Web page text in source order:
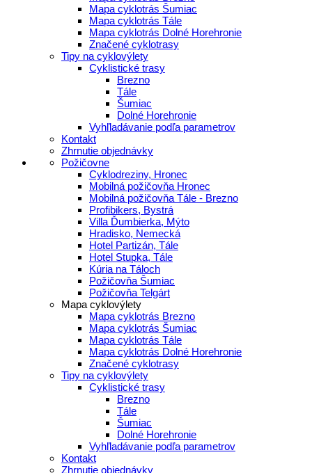
Mapa cyklotrás Šumiac
Mapa cyklotrás Tále
Mapa cyklotrás Dolné Horehronie
Značené cyklotrasy
Tipy na cyklovýlety
Cyklistické trasy
Brezno
Tále
Šumiac
Dolné Horehronie
Vyhľladávanie podľa parametrov
Kontakt
Zhrnutie objednávky
Požičovne
Cyklodreziny, Hronec
Mobilná požičovňa Hronec
Mobilná požičovňa Tále - Brezno
Profibikers, Bystrá
Villa Ďumbierka, Mýto
Hradisko, Nemecká
Hotel Partizán, Tále
Hotel Stupka, Tále
Kúria na Táloch
Požičovňa Šumiac
Požičovňa Telgárt
Mapa cyklovýlety
Mapa cyklotrás Brezno
Mapa cyklotrás Šumiac
Mapa cyklotrás Tále
Mapa cyklotrás Dolné Horehronie
Značené cyklotrasy
Tipy na cyklovýlety
Cyklistické trasy
Brezno
Tále
Šumiac
Dolné Horehronie
Vyhľladávanie podľa parametrov
Kontakt
Zhrnutie objednávky